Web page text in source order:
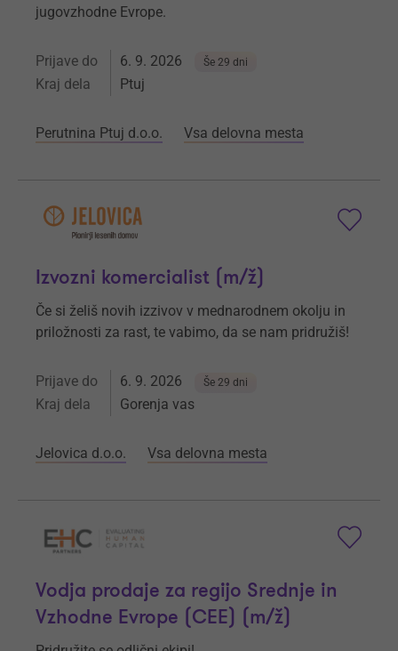
jugovzhodne Evrope.
Prijave do 6. 9. 2026 Še 29 dni
Kraj dela Ptuj
Perutnina Ptuj d.o.o. Vsa delovna mesta
Izvozni komercialist (m/ž)
Če si želiš novih izzivov v mednarodnem okolju in
priložnosti za rast, te vabimo, da se nam pridružiš!
Prijave do 6. 9. 2026 Še 29 dni
Kraj dela Gorenja vas
Jelovica d.o.o. Vsa delovna mesta
Vodja prodaje za regijo Srednje in
Vzhodne Evrope (CEE) (m/ž)